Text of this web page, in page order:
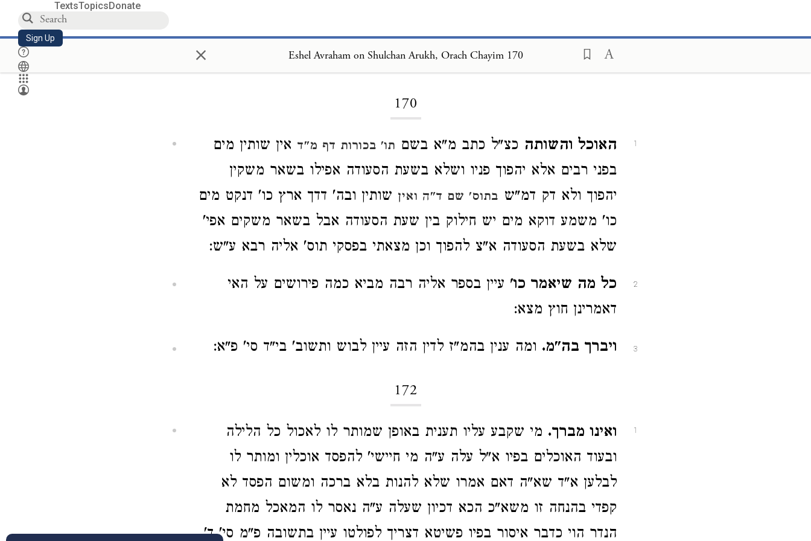
TextsTopicsDonate
Sign Up × Eshel Avraham on Shulchan Arukh, Orach Chayim 170
170
1 האוכל והשותה כצ"ל כתב מ"א בשם תו' בכורות דף מ"ד אין שותין מים
בפני רבים אלא יהפוך פניו ושלא בשעת הסעודה אפילו בשאר משקין
יהפוך ולא דק דמ"ש בתוס' שם ד"ה ואין שותין ובה' דדך ארץ כו' דנקט מים
כו' משמע דוקא מים יש חילוק בין שעת הסעודה אבל בשאר משקים אפי'
שלא בשעת הסעודה א"צ להפוך וכן מצאתי בפסקי תוס' אליה רבא ע"ש:
2 כל מה שיאמר כו' עיין בספר אליה רבה מביא כמה פירושים על האי
דאמרינן חוץ מצא:
3 ויברך בה"מ. ומה ענין בהמ"ז לדין הזה עיין לבוש ותשוב' בי"ד סי' פ"א:
172
1 ואינו מברך. מי שקבע עליו תענית באופן שמותר לו לאכול כל הלילה
ובעוד האוכלים בפיו א"ל עלה ע"ה מי חיישי' להפסד אוכלין ומותר לו
לבלען א"ד שא"ה דאם אמרו שלא להנות בלא ברכה ומשום הפסד לא
קפדי בהנחה זו משא"כ הכא דכיון שעלה ע"ה נאסר לו המאכל מחמת
הנדר הוי כדבר איסור בפיו פשיטא דצריך לפולטו עיין בתשובה פ"מ סי' ד'